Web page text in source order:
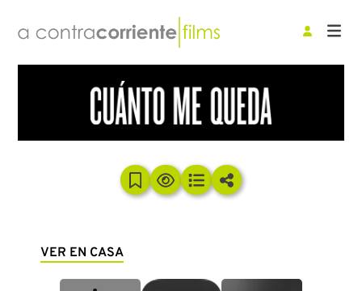
VER EN CASA